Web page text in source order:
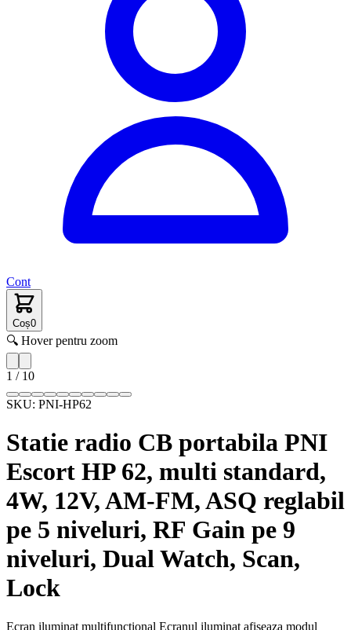
Cont
Coș0
🔍 Hover pentru zoom
1 / 10
SKU: PNI-HP62
Statie radio CB portabila PNI
Escort HP 62, multi standard,
4W, 12V, AM-FM, ASQ reglabil
pe 5 niveluri, RF Gain pe 9
niveluri, Dual Watch, Scan,
Lock
Ecran iluminat multifunctional Ecranul iluminat afiseaza modul